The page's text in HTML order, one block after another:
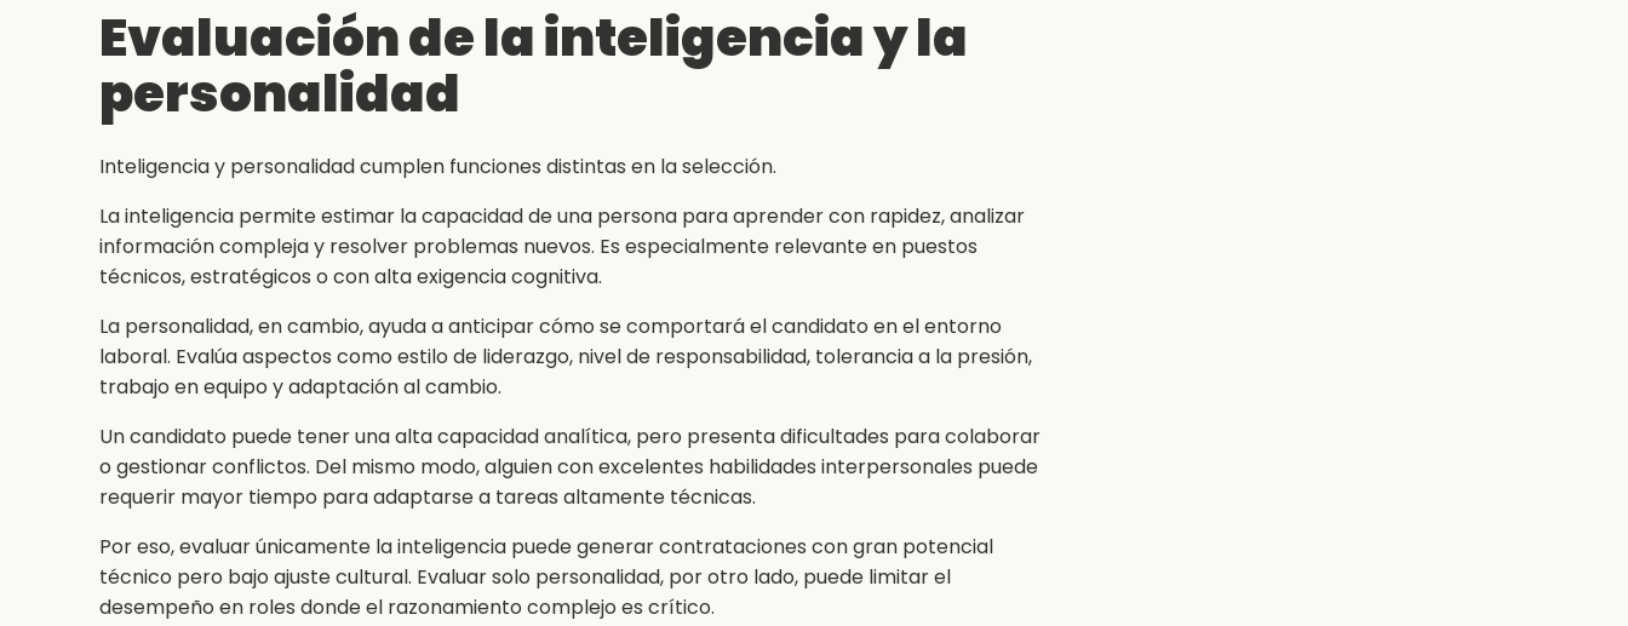
Evaluación de la inteligencia y la
personalidad
Inteligencia y personalidad cumplen funciones distintas en la selección.
La inteligencia permite estimar la capacidad de una persona para aprender con rapidez, analizar
información compleja y resolver problemas nuevos. Es especialmente relevante en puestos
técnicos, estratégicos o con alta exigencia cognitiva.
La personalidad, en cambio, ayuda a anticipar cómo se comportará el candidato en el entorno
laboral. Evalúa aspectos como estilo de liderazgo, nivel de responsabilidad, tolerancia a la presión,
trabajo en equipo y adaptación al cambio.
Un candidato puede tener una alta capacidad analítica, pero presenta dificultades para colaborar
o gestionar conflictos. Del mismo modo, alguien con excelentes habilidades interpersonales puede
requerir mayor tiempo para adaptarse a tareas altamente técnicas.
Por eso, evaluar únicamente la inteligencia puede generar contrataciones con gran potencial
técnico pero bajo ajuste cultural. Evaluar solo personalidad, por otro lado, puede limitar el
desempeño en roles donde el razonamiento complejo es crítico.